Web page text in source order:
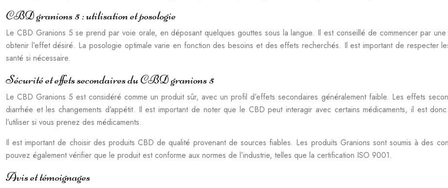
CBD granions 5 : utilisation et posologie
Le CBD Granions 5 se prend par voie orale, en déposant quelques gouttes sous la langue. Il est conseillé de commencer par une
obtenir l’effet désiré. La posologie optimale varie en fonction des besoins et des effets recherchés. Il est important de respecter
santé si nécessaire.
Sécurité et effets secondaires du CBD granions 5
Le CBD Granions 5 est considéré comme un produit sûr, avec un profil d’effets secondaires généralement faible. Les effets
diarrhée et les changements d’appétit. Il est important de noter que le CBD peut interagir avec certains médicaments, il est
l’utiliser si vous prenez des médicaments.
Il est important de choisir des produits CBD de qualité provenant de sources fiables. Les produits Granions sont soumis à des
pouvez également vérifier que le produit est conforme aux normes de l’industrie, telles que la certification ISO 9001.
Avis et témoignages